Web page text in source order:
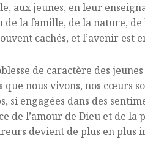
aux jeunes, en leur
la famille, de la nature,
cachés, et l’avenir est
de caractère des
que nous vivons, nos cœurs
si engagées dans des
de l’amour de Dieu et de
devient de plus en